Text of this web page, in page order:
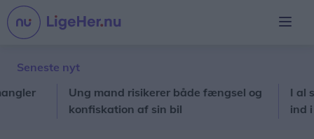
Seneste nyt
Ung mand risikerer både fængsel og
konfiskation af sin bil
I al
ind i